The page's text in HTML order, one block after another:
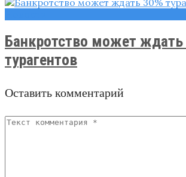
Банкротство может ждать
турагентов
Оставить комментарий